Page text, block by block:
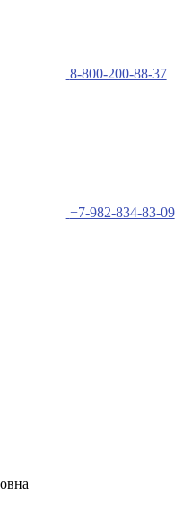
8-800-200-88-37
+7-982-834-83-09